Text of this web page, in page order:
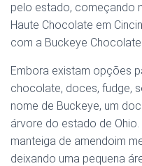
pelo estado, começando
Haute Chocolate em
com a Buckeye
Embora existam opções
chocolate, doces, fudge,
nome de Buckeye, um
árvore do estado de
manteiga de amendoim
deixando uma pequena